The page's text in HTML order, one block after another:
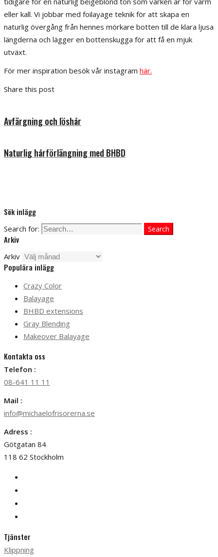
eller kall. Vi jobbar med foilayage teknik för att skapa en
naturlig övergång från hennes mörkare botten till de klara ljusa
längderna och lägger en bottenskugga för att få en mjuk
utväxt.
För mer inspiration besök vår instagram här.
Share this post
Avfärgning och löshår
Naturlig hårförlängning med BHBD
Sök inlägg
Search for: Search
Arkiv
Arkiv
Populära inlägg
Crazy Color
Balayage
BHBD extensions
Gray Blending
Makeover Balayage
Kontakta oss
Telefon :
08-641 11 11
Mail :
info@michaelofrisorerna.se
Adress :
Götgatan 84
118 62 Stockholm
Tjänster
Klippning